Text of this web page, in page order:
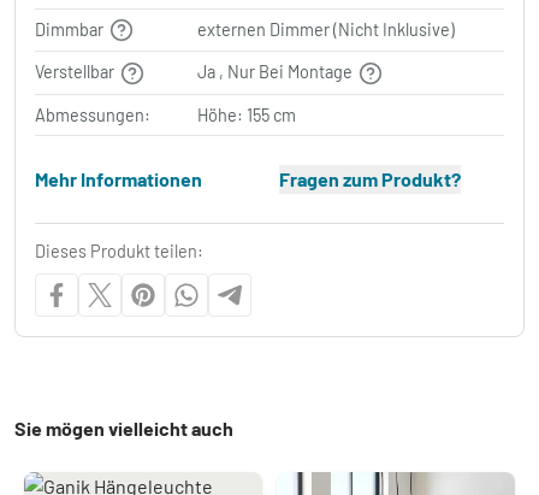
Dimmbar
externen Dimmer (Nicht Inklusive)
Verstellbar Ja , Nur Bei Montage
Abmessungen: Höhe: 155 cm
Mehr Informationen Fragen zum Produkt?
Dieses Produkt teilen:
Sie mögen vielleicht auch